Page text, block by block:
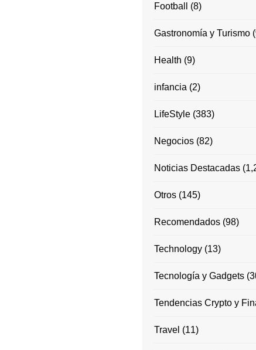
Football (8)
Gastronomía y Turismo
Health (9)
infancia (2)
LifeStyle (383)
Negocios (82)
Noticias Destacadas
Otros (145)
Recomendados (98)
Technology (13)
Tecnología y Gadgets
Tendencias Crypto y
Travel (11)